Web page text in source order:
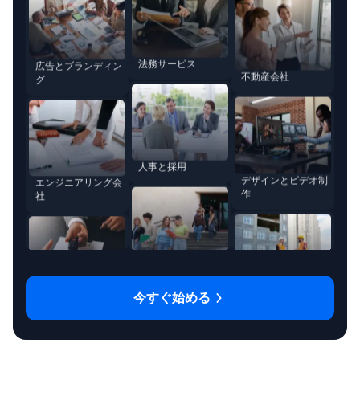
エンジニアリング会
社
リース会社
大学
社
不動産会社
デザインとビデオ制
建設と建築
今すぐ始める